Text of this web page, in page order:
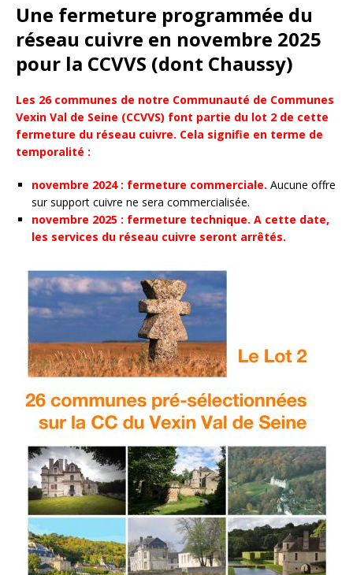
Une fermeture programmée du
réseau cuivre en novembre 2025
pour la CCVVS (dont Chaussy)
Les 26 communes de notre Communauté de Communes
Vexin Val de Seine (CCVVS) font partie du lot 2 de cette
fermeture du réseau cuivre. Cela signifie en terme de
temporalité :
novembre 2024 : fermeture commerciale. Aucune offre
sur support cuivre ne sera commercialisée.
novembre 2025 : fermeture technique. A cette date,
les services du réseau cuivre seront arrêtés.